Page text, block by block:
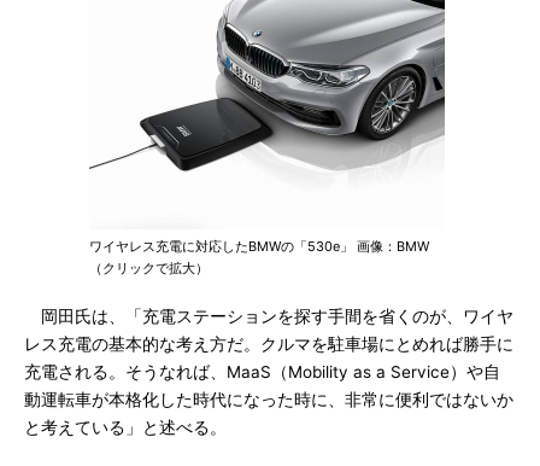
ワイヤレス充電に対応したBMWの「530e」 画像：BMW
（クリックで拡大）
岡田氏は、「充電ステーションを探す手間を省くのが、ワイヤ
レス充電の基本的な考え方だ。クルマを駐車場にとめれば勝手に
充電される。そうなれば、MaaS（Mobility as a Service）や自
動運転車が本格化した時代になった時に、非常に便利ではないか
と考えている」と述べる。